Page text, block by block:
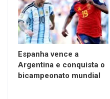
Espanha vence a
Argentina e conquista o
bicampeonato mundial